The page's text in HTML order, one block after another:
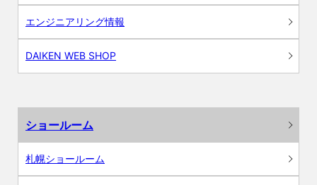
エンジニアリング情報
DAIKEN WEB SHOP
ショールーム
札幌ショールーム